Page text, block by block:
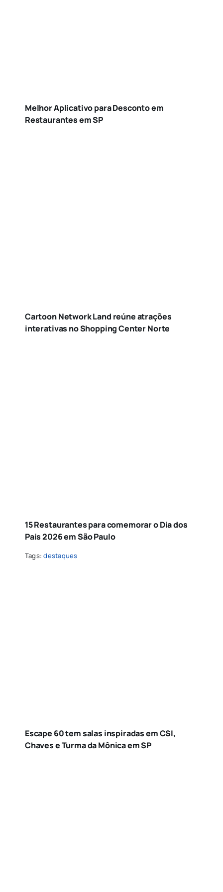
Melhor Aplicativo para Desconto em
Restaurantes em SP
Cartoon Network Land reúne atrações
interativas no Shopping Center Norte
15 Restaurantes para comemorar o Dia dos
Pais 2026 em São Paulo
Tags:destaques
Escape 60 tem salas inspiradas em CSI,
Chaves e Turma da Mônica em SP